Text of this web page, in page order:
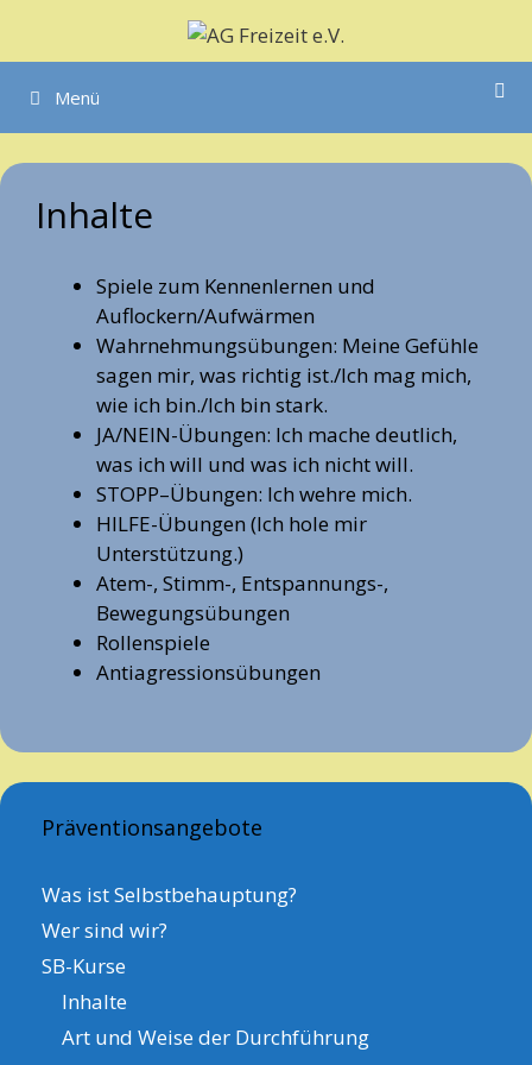
Menü
Inhalte
Spiele zum Kennenlernen und
Auflockern/Aufwärmen
Wahrnehmungsübungen: Meine Gefühle
sagen mir, was richtig ist./Ich mag mich,
wie ich bin./Ich bin stark.
JA/NEIN-Übungen: Ich mache deutlich,
was ich will und was ich nicht will.
STOPP–Übungen: Ich wehre mich.
HILFE-Übungen (Ich hole mir
Unterstützung.)
Atem-, Stimm-, Entspannungs-,
Bewegungsübungen
Rollenspiele
Antiagressionsübungen
Präventionsangebote
Was ist Selbstbehauptung?
Wer sind wir?
SB-Kurse
Inhalte
Art und Weise der Durchführung